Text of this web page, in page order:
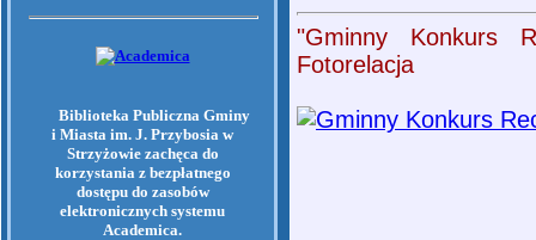
Biblioteka Publiczna Gminy
i Miasta im. J. Przybosia w
Strzyżowie zachęca do
korzystania z bezpłatnego
dostępu do zasobów
elektronicznych systemu
Academica.
"Gminny Konkurs
Fotorelacja